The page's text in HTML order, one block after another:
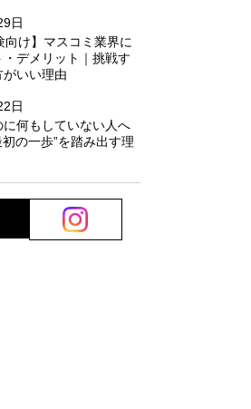
日
向け】マスコミ業界に
・デメリット｜挑戦す
いい理由
日
何もしていない人へ
初の一歩”を踏み出す理